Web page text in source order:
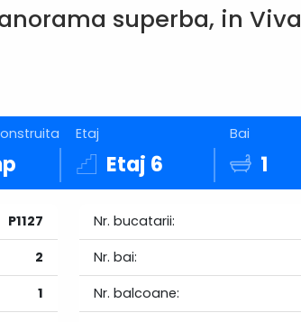
superba, in Viva
Etaj
Etaj 6
Bai
1
P1127
2
1
Nr. bucatarii:
Nr. bai:
Nr. balcoane: